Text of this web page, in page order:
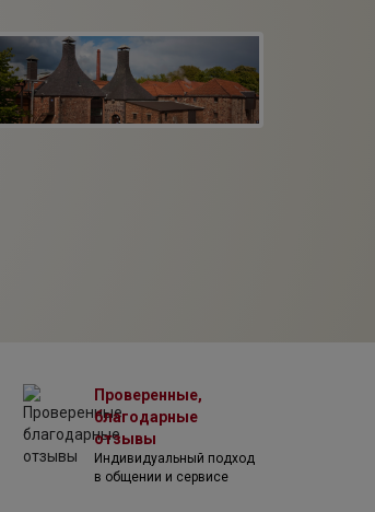
Проверенные,
благодарные
отзывы
Индивидуальный подход
в общении и сервисе